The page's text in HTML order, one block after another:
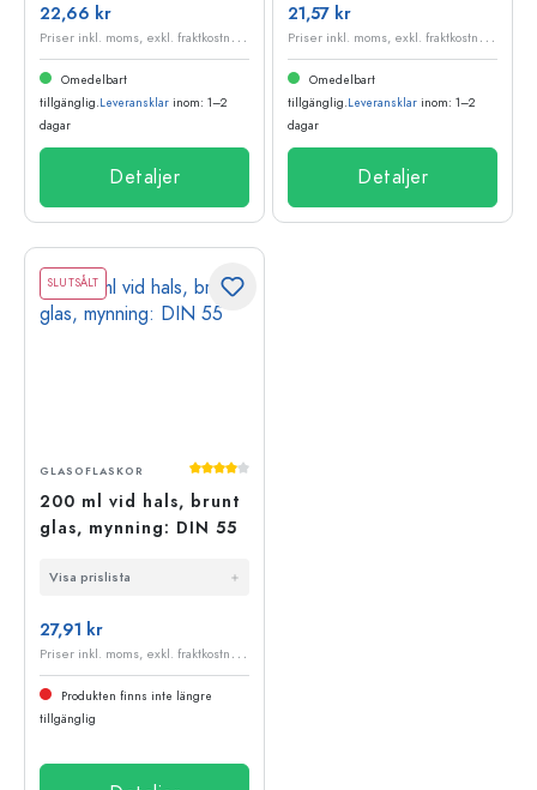
22,66 kr
P
riser inkl. moms, exkl. fraktkostnader
Omedelbart
tillgänglig.Leveransklar inom: 1–2
dagar
Detaljer
21,57 kr
P
riser inkl. moms, exkl. fraktkostnader
Omedelbart
tillgänglig.Leveransklar inom: 1–2
dagar
Detaljer
SLUTSÅLT
Genomsnittligt betyg på 4 av 5 stjärnor
GLASOFLASKOR
200 ml vid hals, brunt
glas, mynning: DIN 55
Visa prislista
27,91 kr
P
riser inkl. moms, exkl. fraktkostnader
Produkten finns inte längre
tillgänglig